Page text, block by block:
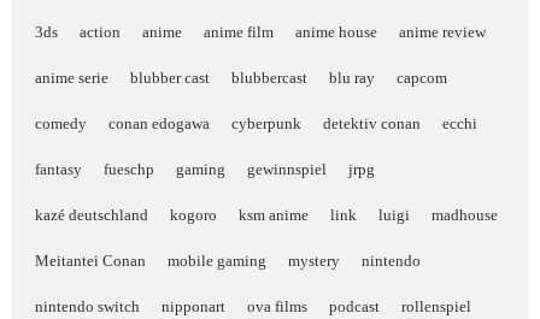
3ds action anime anime film anime house anime review
anime serie blubber cast blubbercast blu ray capcom
comedy conan edogawa cyberpunk detektiv conan ecchi
fantasy fueschp gaming gewinnspiel jrpg
kazé deutschland kogoro ksm anime link luigi madhouse
Meitantei Conan mobile gaming mystery nintendo
nintendo switch nipponart ova films podcast rollenspiel